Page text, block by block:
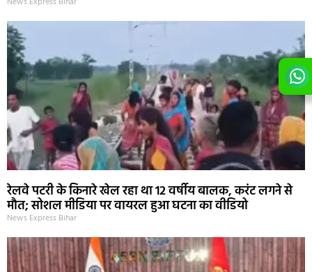
रेलवे पटरी के किनारे खेल रहा था 12 वर्षीय बालक, करंट लगने से
मौत; सोशल मीडिया पर वायरल हुआ घटना का वीडियो
News Express Bihar